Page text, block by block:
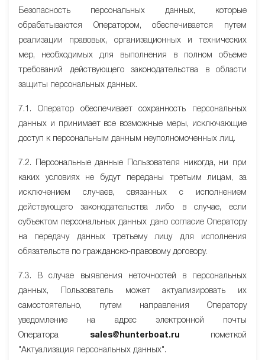
Безопасность персональных данных, которые
обрабатываются Оператором, обеспечивается путем
реализации правовых, организационных и технических
мер, необходимых для выполнения в полном объеме
требований действующего законодательства в области
защиты персональных данных.
7.1. Оператор обеспечивает сохранность персональных
данных и принимает все возможные меры, исключающие
доступ к персональным данным неуполномоченных лиц.
7.2. Персональные данные Пользователя никогда, ни при
каких условиях не будут переданы третьим лицам, за
исключением случаев, связанных с исполнением
действующего законодательства либо в случае, если
субъектом персональных данных дано согласие Оператору
на передачу данных третьему лицу для исполнения
обязательств по гражданско-правовому договору.
7.3. В случае выявления неточностей в персональных
данных, Пользователь может актуализировать их
самостоятельно, путем направления Оператору
уведомление на адрес электронной почты
Оператора
sales@hunterboat.ru пометкой
"Актуализация персональных данных".